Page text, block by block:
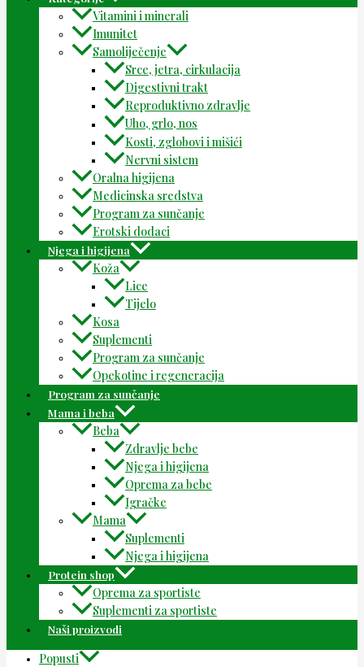
Vitamini i minerali
Imunitet
Samoliječenje
Srce, jetra, cirkulacija
Digestivni trakt
Reproduktivno zdravlje
Uho, grlo, nos
Kosti, zglobovi i mišići
Nervni sistem
Oralna higijena
Medicinska sredstva
Program za sunčanje
Erotski dodaci
Njega i higijena
Koža
Lice
Tijelo
Kosa
Suplementi
Program za sunčanje
Opekotine i regeneracija
Program za sunčanje
Mama i beba
Beba
Zdravlje bebe
Njega i higijena
Oprema za bebe
Igračke
Mama
Suplementi
Njega i higijena
Protein shop
Oprema za sportiste
Suplementi za sportiste
Naši proizvodi
Popusti